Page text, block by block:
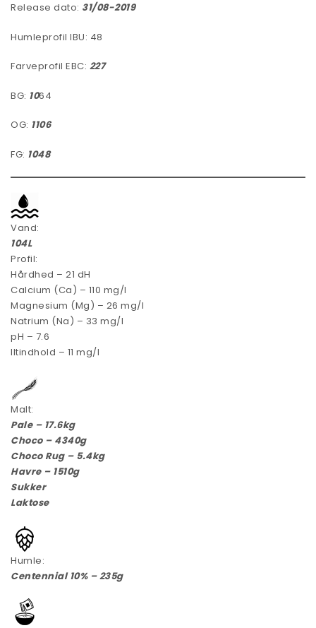
Release dato: 31/08-2019
Humleprofil IBU: 48
Farveprofil EBC: 227
BG: 1064
OG: 1106
FG: 1048
Vand:
104L
Profil:
Hårdhed – 21 dH
Calcium (Ca) – 110 mg/l
Magnesium (Mg) – 26 mg/l
Natrium (Na) – 33 mg/l
pH – 7.6
Iltindhold – 11 mg/l
Malt:
Pale – 17.6kg
Choco – 4340g
Choco Rug – 5.4kg
Havre – 1510g
Sukker
Laktose
Humle:
Centennial 10% – 235g